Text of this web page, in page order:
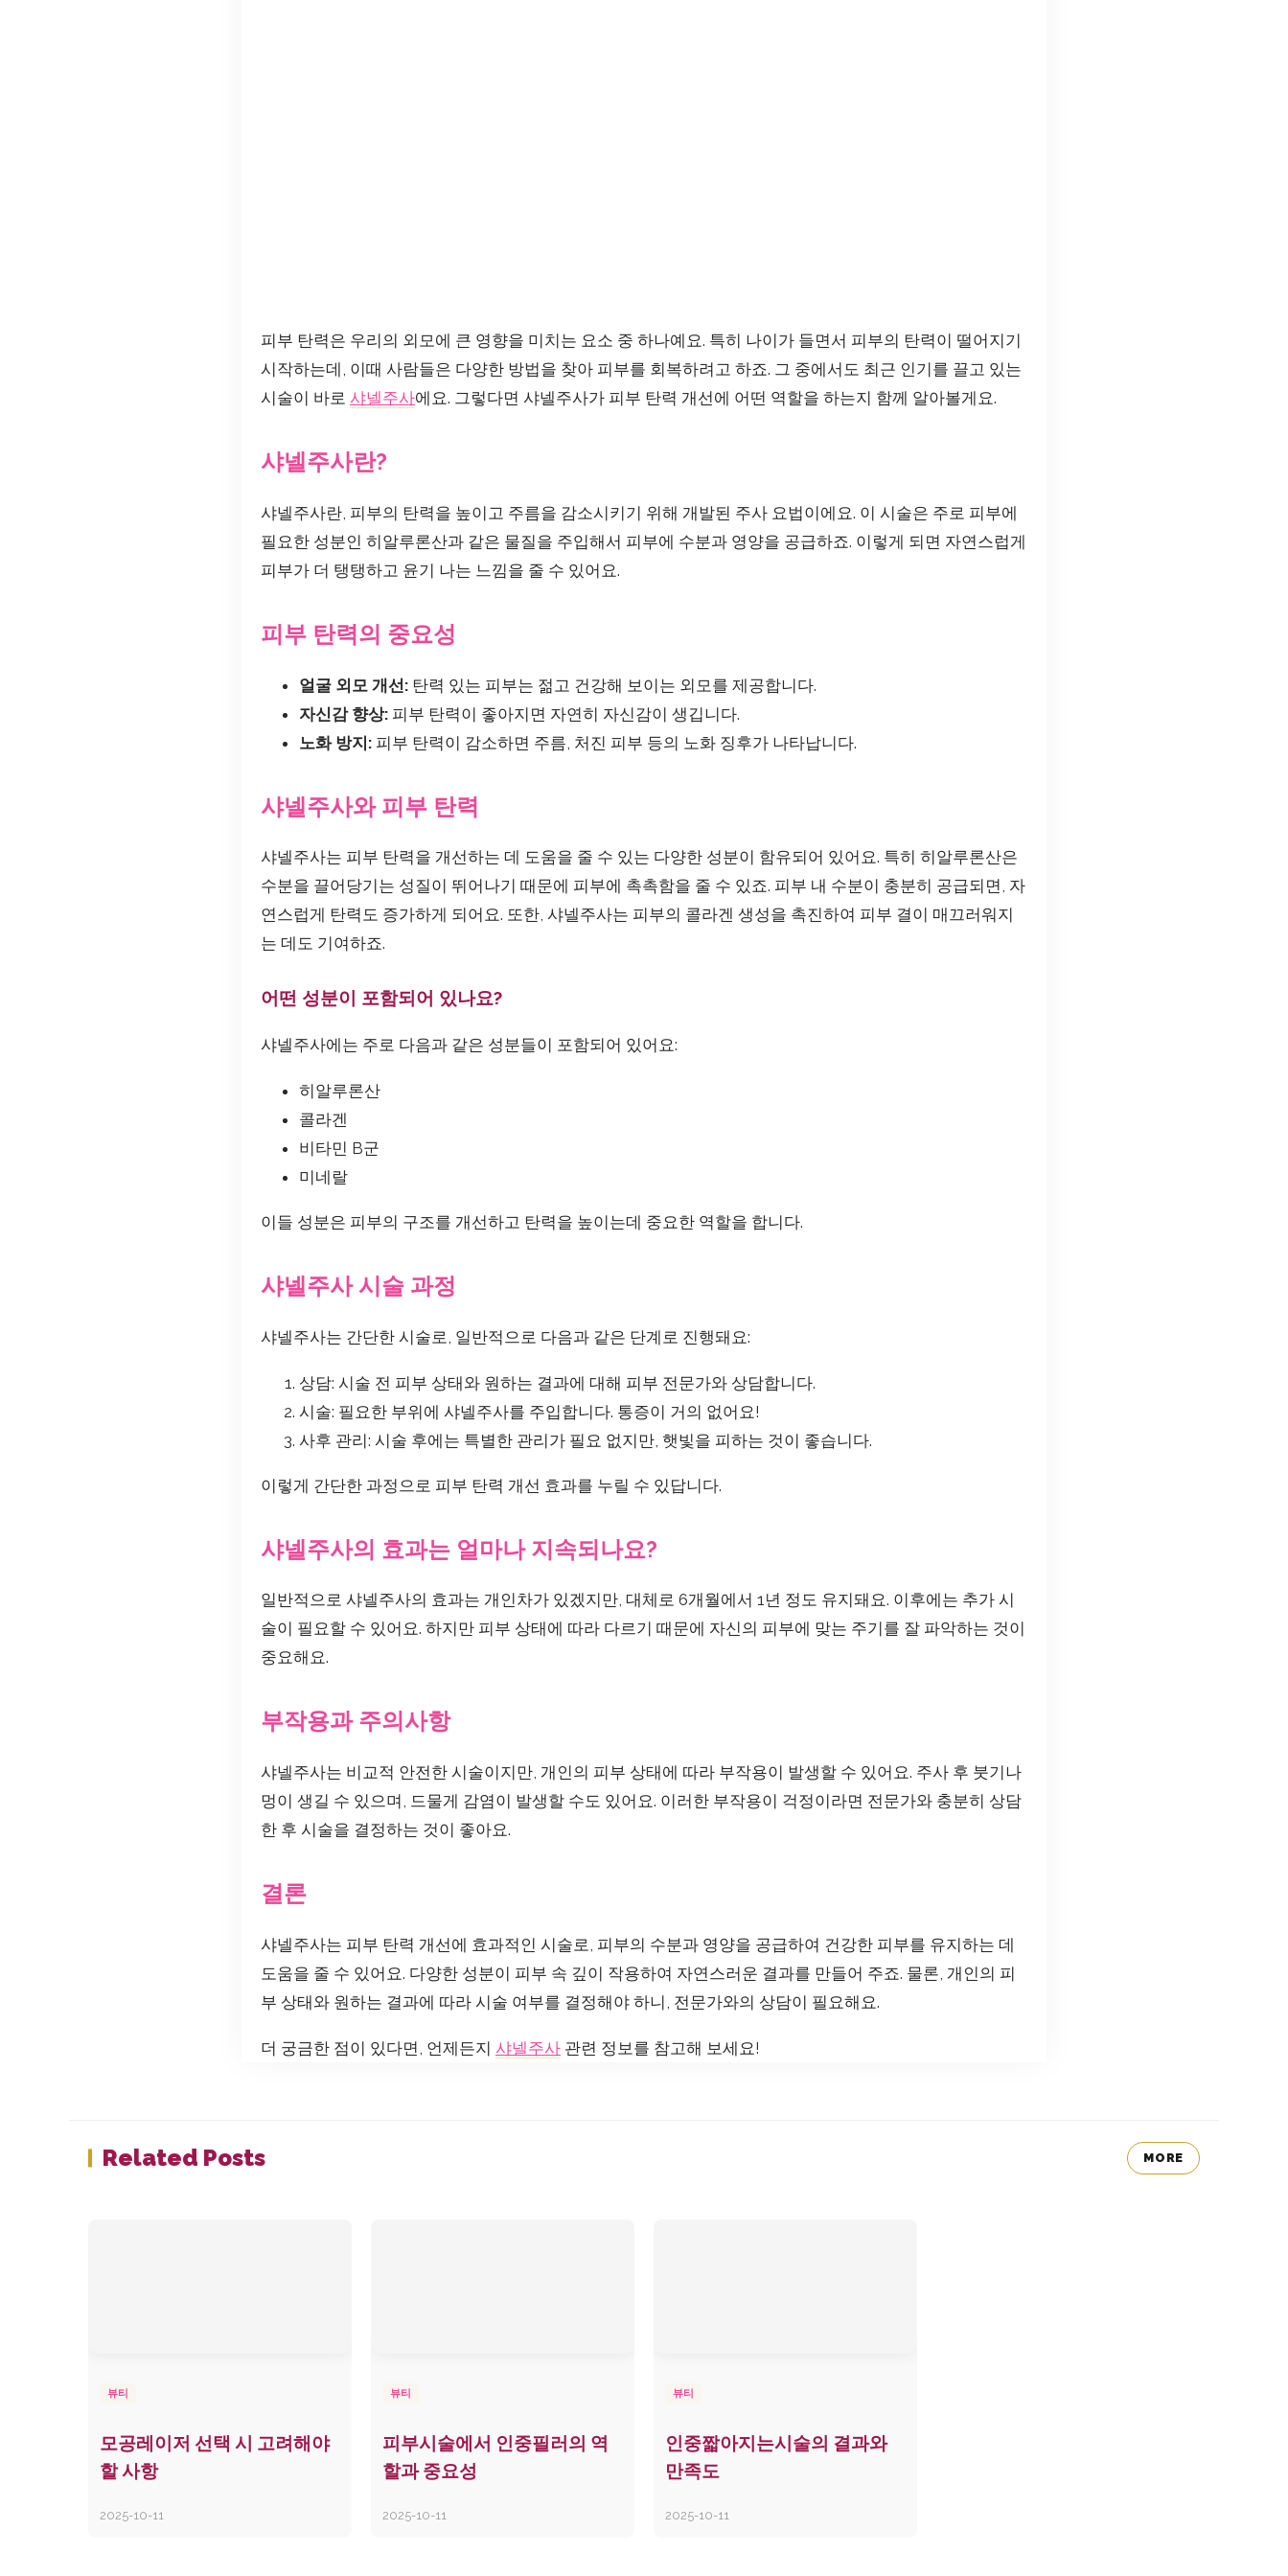
피부 탄력은 우리의 외모에 큰 영향을 미치는 요소 중 하나예요. 특히 나이가 들면서 피부의 탄력이 떨어지기
시작하는데, 이때 사람들은 다양한 방법을 찾아 피부를 회복하려고 하죠. 그 중에서도 최근 인기를 끌고 있는
시술이 바로 샤넬주사에요. 그렇다면 샤넬주사가 피부 탄력 개선에 어떤 역할을 하는지 함께 알아볼게요.
샤넬주사란?
샤넬주사란, 피부의 탄력을 높이고 주름을 감소시키기 위해 개발된 주사 요법이에요. 이 시술은 주로 피부에
필요한 성분인 히알루론산과 같은 물질을 주입해서 피부에 수분과 영양을 공급하죠. 이렇게 되면 자연스럽게
피부가 더 탱탱하고 윤기 나는 느낌을 줄 수 있어요.
피부 탄력의 중요성
얼굴 외모 개선: 탄력 있는 피부는 젊고 건강해 보이는 외모를 제공합니다.
자신감 향상: 피부 탄력이 좋아지면 자연히 자신감이 생깁니다.
노화 방지: 피부 탄력이 감소하면 주름, 처진 피부 등의 노화 징후가 나타납니다.
샤넬주사와 피부 탄력
샤넬주사는 피부 탄력을 개선하는 데 도움을 줄 수 있는 다양한 성분이 함유되어 있어요. 특히 히알루론산은
수분을 끌어당기는 성질이 뛰어나기 때문에 피부에 촉촉함을 줄 수 있죠. 피부 내 수분이 충분히 공급되면, 자
연스럽게 탄력도 증가하게 되어요. 또한, 샤넬주사는 피부의 콜라겐 생성을 촉진하여 피부 결이 매끄러워지
는 데도 기여하죠.
어떤 성분이 포함되어 있나요?
샤넬주사에는 주로 다음과 같은 성분들이 포함되어 있어요:
히알루론산
콜라겐
비타민 B군
미네랄
이들 성분은 피부의 구조를 개선하고 탄력을 높이는데 중요한 역할을 합니다.
샤넬주사 시술 과정
샤넬주사는 간단한 시술로, 일반적으로 다음과 같은 단계로 진행돼요:
상담: 시술 전 피부 상태와 원하는 결과에 대해 피부 전문가와 상담합니다.
시술: 필요한 부위에 샤넬주사를 주입합니다. 통증이 거의 없어요!
사후 관리: 시술 후에는 특별한 관리가 필요 없지만, 햇빛을 피하는 것이 좋습니다.
이렇게 간단한 과정으로 피부 탄력 개선 효과를 누릴 수 있답니다.
샤넬주사의 효과는 얼마나 지속되나요?
일반적으로 샤넬주사의 효과는 개인차가 있겠지만, 대체로 6개월에서 1년 정도 유지돼요. 이후에는 추가 시
술이 필요할 수 있어요. 하지만 피부 상태에 따라 다르기 때문에 자신의 피부에 맞는 주기를 잘 파악하는 것이
중요해요.
부작용과 주의사항
샤넬주사는 비교적 안전한 시술이지만, 개인의 피부 상태에 따라 부작용이 발생할 수 있어요. 주사 후 붓기나
멍이 생길 수 있으며, 드물게 감염이 발생할 수도 있어요. 이러한 부작용이 걱정이라면 전문가와 충분히 상담
한 후 시술을 결정하는 것이 좋아요.
결론
샤넬주사는 피부 탄력 개선에 효과적인 시술로, 피부의 수분과 영양을 공급하여 건강한 피부를 유지하는 데
도움을 줄 수 있어요. 다양한 성분이 피부 속 깊이 작용하여 자연스러운 결과를 만들어 주죠. 물론, 개인의 피
부 상태와 원하는 결과에 따라 시술 여부를 결정해야 하니, 전문가와의 상담이 필요해요.
더 궁금한 점이 있다면, 언제든지 샤넬주사 관련 정보를 참고해 보세요!
Related Posts MORE
뷰티
모공레이저 선택 시 고려해야
할 사항
2025-10-11
뷰티
피부시술에서 인중필러의 역
할과 중요성
2025-10-11
뷰티
인중짧아지는시술의 결과와
만족도
2025-10-11